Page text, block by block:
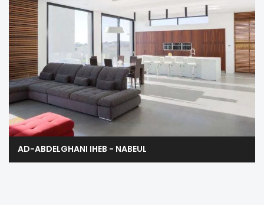
AD-ABDELGHANI IHEB - NABEUL